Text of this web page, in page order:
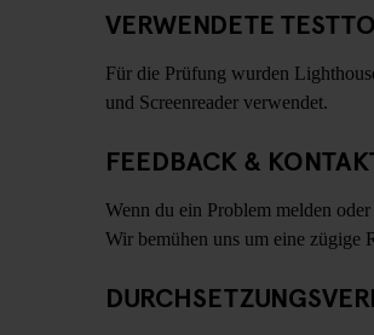
VERWENDETE
Für die Prüfung wurden
und Screenreader verwendet.
FEEDBACK &
Wenn du ein Problem melden
Wir bemühen uns um eine zügige